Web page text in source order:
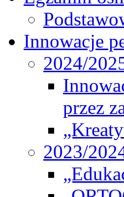
Innowacje
2024/
przez
2023/